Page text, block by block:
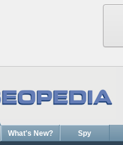
What's New? Spy